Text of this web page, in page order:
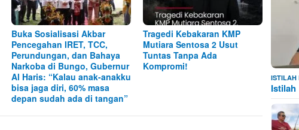
Buka Sosialisasi Akbar
Pencegahan IRET, TCC,
Perundungan, dan Bahaya
Narkoba di Bungo, Gubernur
Al Haris: “Kalau anak-anakku
bisa jaga diri, 60% masa
depan sudah ada di tangan”
Tragedi Kebakaran KMP
Mutiara Sentosa 2 Usut
Tuntas Tanpa Ada
Kompromi!
ISTILAH
Istilah